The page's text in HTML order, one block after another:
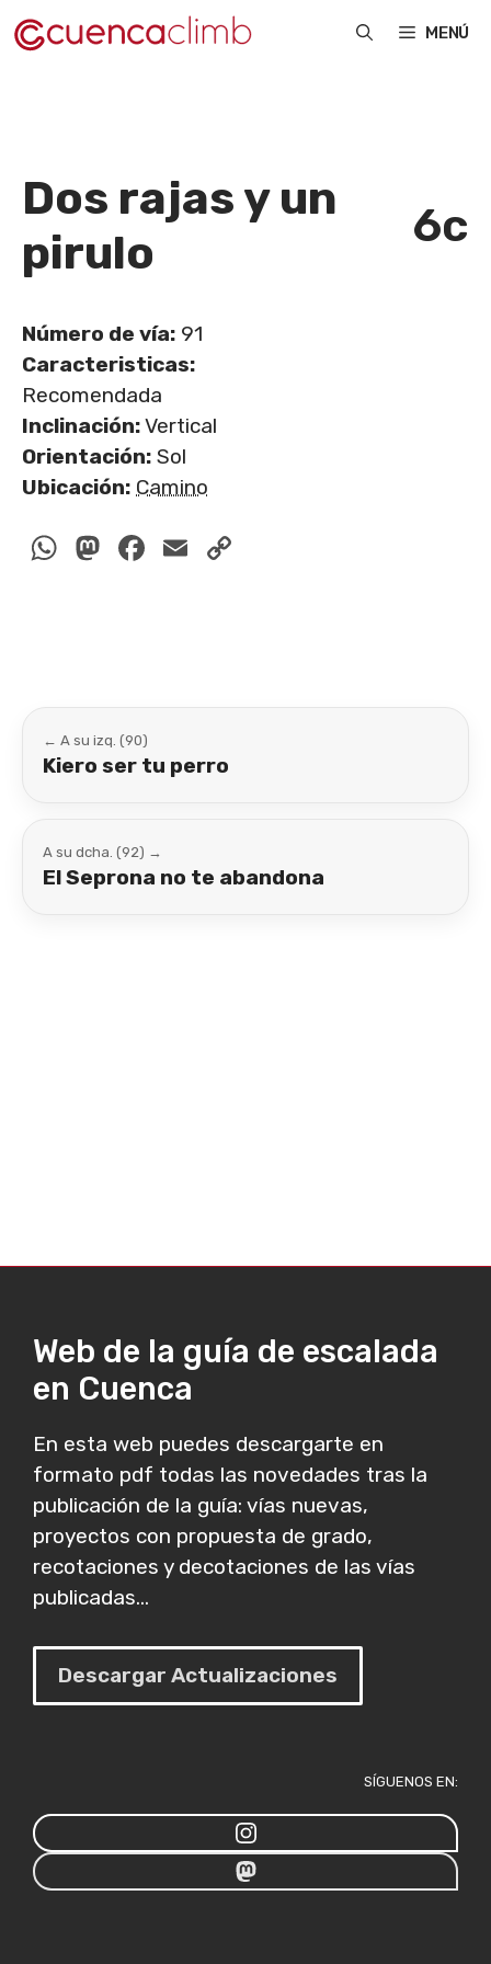
Saltar
al
MENÚ
Dos rajas y un
pirulo
6c
Número de vía: 91
Caracteristicas:
Recomendada
Inclinación:Vertical
Orientación: Sol
Ubicación: Camino
WhatsApp
Mastodon
Facebook
Email
← A su izq. (90)
Kiero ser tu perro
A su dcha. (92) →
El Seprona no te abandona
Web de la guía de escalada
en Cuenca
En esta web puedes descargarte en
formato pdf todas las novedades tras la
publicación de la guía: vías nuevas,
proyectos con propuesta de grado,
recotaciones y decotaciones de las vías
publicadas...
Descargar Actualizaciones
SÍGUENOS EN: